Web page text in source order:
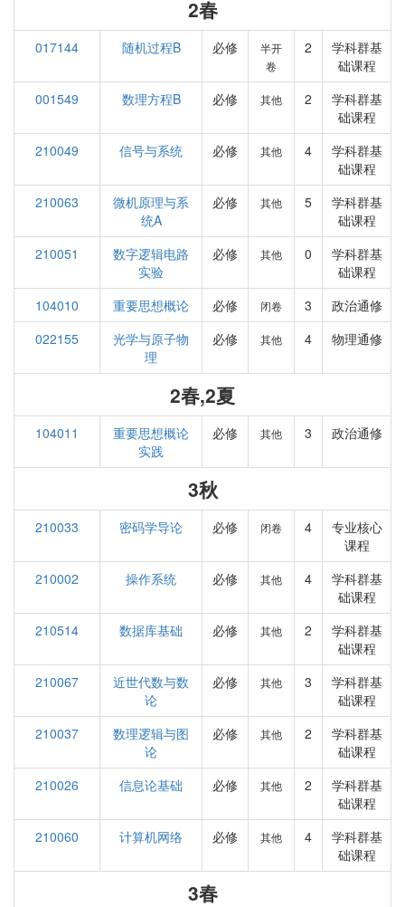
2春
017144 随机过程B 必修
半开
卷
2
学科群基
础课程
001549
数理方程B 必修 其他 2
学科群基
础课程
210049
信号与系统 必修 其他 4
学科群基
础课程
210063
微机原理与系
统A
必修 其他 5
学科群基
础课程
210051
数字逻辑电路
实验
必修 其他 0
学科群基
础课程
104010
重要思想概论 必修 闭卷 3
政治通修
022155
光学与原子物
理
必修 其他 4 物理通修
2春,2夏
104011
重要思想概论
实践
必修 其他 3 政治通修
3秋
210033 密码学导论 必修 闭卷 4
专业核心
课程
210002
操作系统 必修 其他 4
学科群基
础课程
210514
数据库基础 必修 其他 2
学科群基
础课程
210067
近世代数与数
论
必修 其他 3
学科群基
础课程
210037
数理逻辑与图
论
必修 其他 2
学科群基
础课程
210026
信息论基础 必修 其他 2
学科群基
础课程
210060
计算机网络 必修 其他 4
学科群基
础课程
3春